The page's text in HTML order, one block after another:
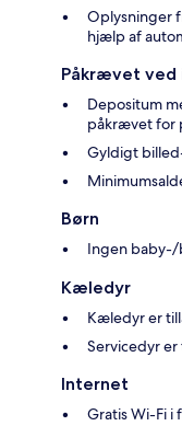
Oplysninger
hjælp af
Påkrævet ved
Depositum
påkrævet for
Gyldigt
Børn
Ingen
Kæledyr
Kæledyr er
Servicedyr
Internet
Gratis Wi-Fi